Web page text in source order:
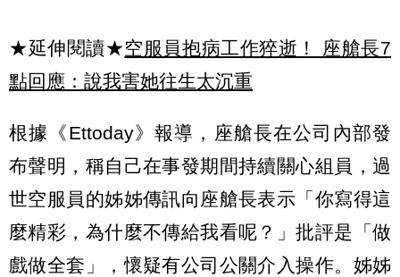
★延伸閱讀★空服員抱病工作猝逝！ 座艙長7
點回應：說我害她往生太沉重
根據《Ettoday》報導，座艙長在公司內部發
布聲明，稱自己在事發期間持續關心組員，過
世空服員的姊姊傳訊向座艙長表示「你寫得這
麼精彩，為什麼不傳給我看呢？」批評是「做
戲做全套」，懷疑有公司公關介入操作。姊姊